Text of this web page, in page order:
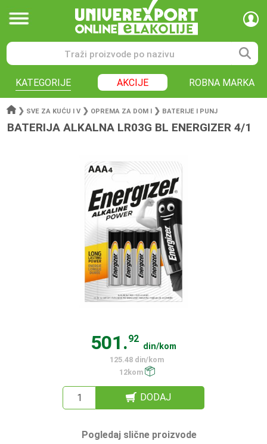
KATEGORIJE AKCIJE ROBNA MARKA
❯ SVE ZA KUĆU I V ❯ OPREMA ZA DOM I ❯ BATERIJE I PUNJ
BATERIJA ALKALNA LR03G BL ENERGIZER 4/1
501.92
din/kom
125.48 din/kom
12kom
DODAJ
Pogledaj slične proizvode